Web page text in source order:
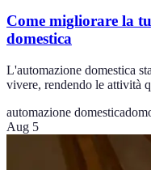
Come migliorare la
domestica
L'automazione domestica
vivere, rendendo le attività
automazione domestica
Aug 5